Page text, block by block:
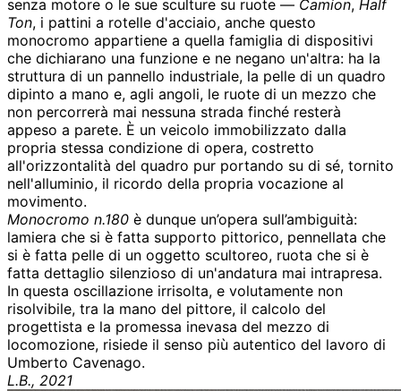
senza motore o le sue sculture su ruote — Camion, Half
Ton, i pattini a rotelle d'acciaio, anche questo
monocromo appartiene a quella famiglia di dispositivi
che dichiarano una funzione e ne negano un'altra: ha la
struttura di un pannello industriale, la pelle di un quadro
dipinto a mano e, agli angoli, le ruote di un mezzo che
non percorrerà mai nessuna strada finché resterà
appeso a parete. È un veicolo immobilizzato dalla
propria stessa condizione di opera, costretto
all'orizzontalità del quadro pur portando su di sé, tornito
nell'alluminio, il ricordo della propria vocazione al
movimento.
Monocromo n.180 è dunque un’opera sull’ambiguità:
lamiera che si è fatta supporto pittorico, pennellata che
si è fatta pelle di un oggetto scultoreo, ruota che si è
fatta dettaglio silenzioso di un'andatura mai intrapresa.
In questa oscillazione irrisolta, e volutamente non
risolvibile, tra la mano del pittore, il calcolo del
progettista e la promessa inevasa del mezzo di
locomozione, risiede il senso più autentico del lavoro di
Umberto Cavenago.
L.B., 2021